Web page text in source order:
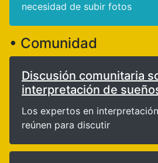
necesidad de subir fotos
• Comunidad
Discusión comunitaria
interpretación de
Los expertos en
reúnen para discutir